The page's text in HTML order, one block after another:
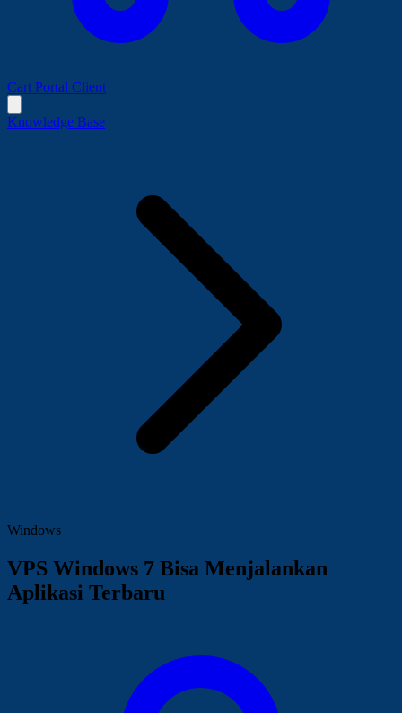
Cart Portal Client
Knowledge Base
Windows
VPS Windows 7 Bisa Menjalankan
Aplikasi Terbaru